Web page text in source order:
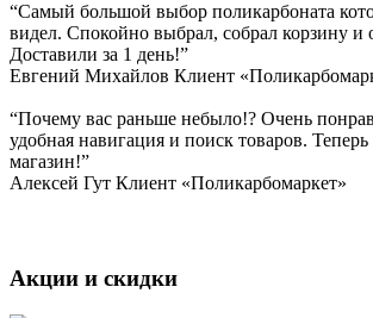
“Самый большой выбор поликарбоната
видел. Спокойно выбрал, собрал корзину и
Доставили за 1 день!”
Евгений Михайлов Клиент
“Почему вас раньше небыло!? Очень
удобная навигация и поиск товаров.
магазин!”
Алексей Гут Клиент «Поликарбомаркет»
Акции и скидки